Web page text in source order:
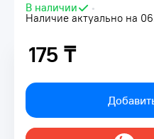
В наличии
•
Наличие актуально на
175 ₸
175 ₸